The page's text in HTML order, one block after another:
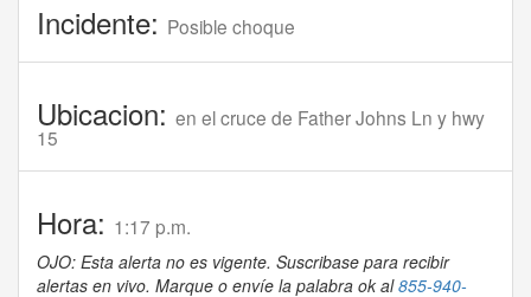
Incidente: Posible choque
Ubicacion: en el cruce de Father Johns Ln y hwy
15
Hora: 1:17 p.m.
OJO: Esta alerta no es vigente. Suscribase para recibir
alertas en vivo. Marque o envíe la palabra ok al855-940-